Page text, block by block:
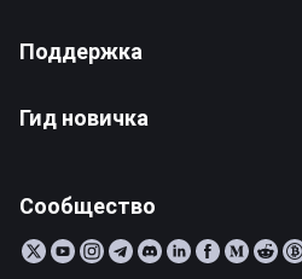
Поддержка
Гид новичка
Сообщество